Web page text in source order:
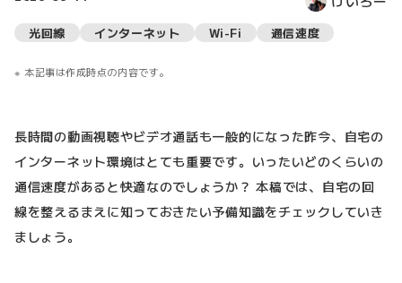
光回線 インターネット Wi-Fi 通信速度
本記事は作成時点の内容です。
長時間の動画視聴やビデオ通話も一般的になった昨今、自宅の
インターネット環境はとても重要です。いったいどのくらいの
通信速度があると快適なのでしょうか？ 本稿では、自宅の回
線を整えるまえに知っておきたい予備知識をチェックしていき
ましょう。